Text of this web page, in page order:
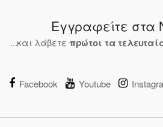
Εγγραφείτε στα
...και λάβετε πρώτοι τα
Facebook Youtube